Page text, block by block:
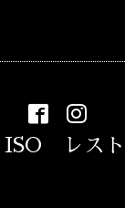
ISO レス